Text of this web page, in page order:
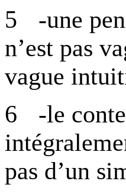
5
-une
n’est pas
vague
6
-le
pas d’un